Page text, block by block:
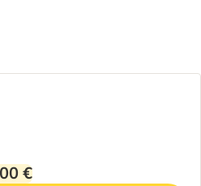
€